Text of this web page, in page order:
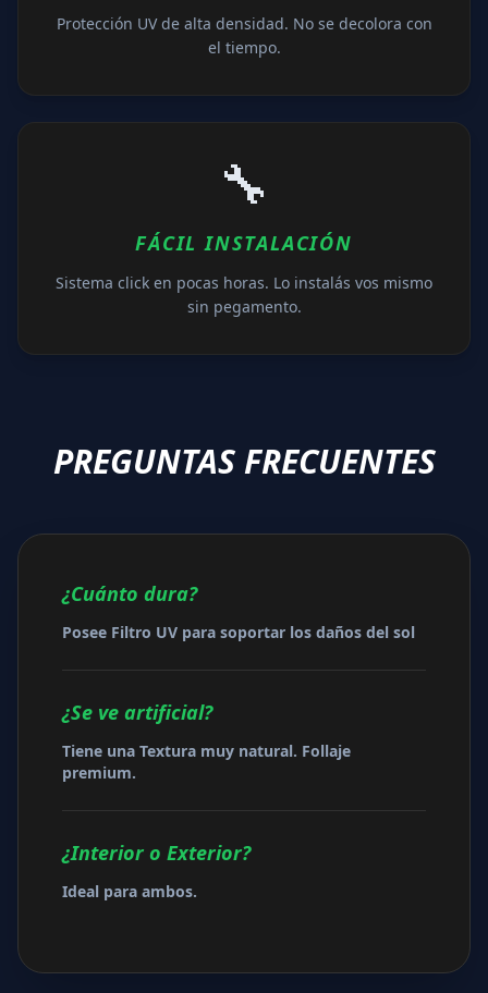
Protección UV de alta densidad. No se decolora con
el tiempo.
🔧
FÁCIL INSTALACIÓN
Sistema click en pocas horas. Lo instalás vos mismo
sin pegamento.
PREGUNTAS FRECUENTES
¿Cuánto dura?
Posee Filtro UV para soportar los daños del sol
¿Se ve artificial?
Tiene una Textura muy natural. Follaje
premium.
¿Interior o Exterior?
Ideal para ambos.